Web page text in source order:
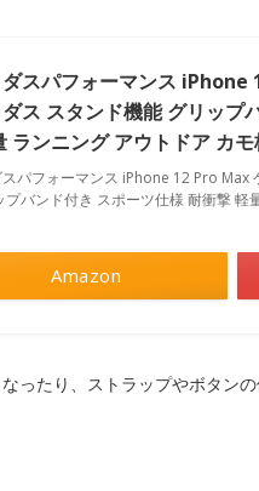
スパフォーマンス
ス スタンド機能 グリップ
ランニング アウトドア カ
パフォーマンス iPhone 12 Pro Max
プバンド付き スポーツ仕様 耐衝撃 軽
Amazon
ったり、ストラップやボタン